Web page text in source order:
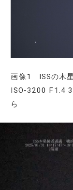
画像1 ISSの木
ISO-3200 F1.4
ら